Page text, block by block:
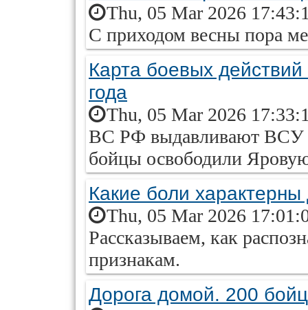
Thu, 05 Mar 2026
С приходом весны пора
Карта боевых
года
Thu, 05 Mar 2026
ВС РФ выдавливают ВСУ
бойцы освободили
Какие боли
Thu, 05 Mar 2026
Рассказываем, как
признакам.
Дорога домой. 200